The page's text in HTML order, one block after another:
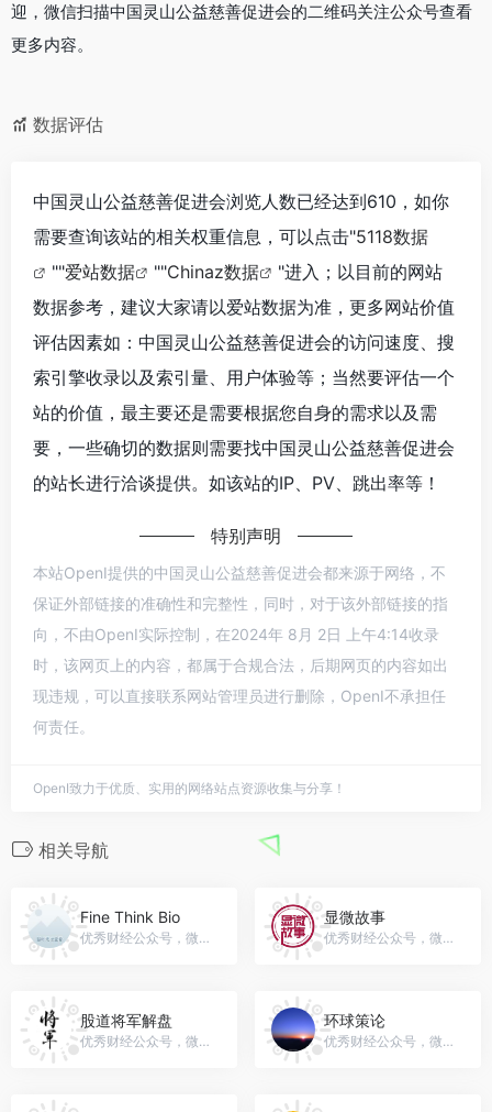
迎，微信扫描中国灵山公益慈善促进会的二维码关注公众号查看
更多内容。
数据评估
中国灵山公益慈善促进会浏览人数已经达到610，如你
需要查询该站的相关权重信息，可以点击"5118数据
""爱站数据 ""Chinaz数据
"进入；以目前的网站
数据参考，建议大家请以爱站数据为准，更多网站价值
评估因素如：中国灵山公益慈善促进会的访问速度、搜
索引擎收录以及索引量、用户体验等；当然要评估一个
站的价值，最主要还是需要根据您自身的需求以及需
要，一些确切的数据则需要找中国灵山公益慈善促进会
的站长进行洽谈提供。如该站的IP、PV、跳出率等！
特别声明
本站OpenI提供的中国灵山公益慈善促进会都来源于网络，不
保证外部链接的准确性和完整性，同时，对于该外部链接的指
向，不由OpenI实际控制，在2024年 8月 2日 上午4:14收录
时，该网页上的内容，都属于合规合法，后期网页的内容如出
现违规，可以直接联系网站管理员进行删除，OpenI不承担任
何责任。
OpenI致力于优质、实用的网络站点资源收集与分享！
相关导航
Fine Think Bio
优秀财经公众号，微信号：gh_21a3ecba46b3
显微故事
优秀财经公众号，微信号：xianweigushi
股道将军解盘
优秀财经公众号，微信号：gh_18611ca87feb
环球策论
优秀财经公众号，微信号：Hqcl151911